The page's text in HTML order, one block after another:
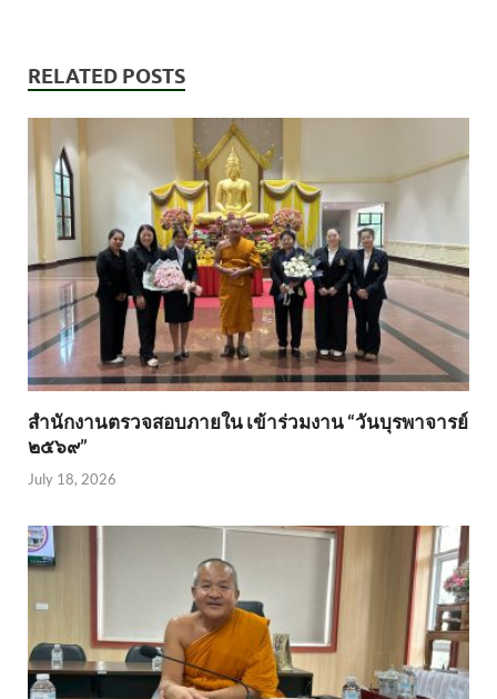
RELATED POSTS
สำนักงานตรวจสอบภายใน เข้าร่วมงาน “วันบุรพาจารย์
๒๕๖๙”
July 18, 2026